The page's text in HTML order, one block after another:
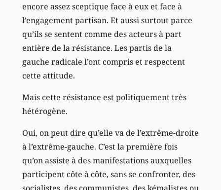
encore assez sceptique face à eux et face à
l’engagement partisan. Et aussi surtout parce
qu’ils se sentent comme des acteurs à part
entière de la résistance. Les partis de la
gauche radicale l’ont compris et respectent
cette attitude.
Mais cette résistance est politiquement très
hétérogène.
Oui, on peut dire qu’elle va de l’extrême-droite
à l’extrême-gauche. C’est la première fois
qu’on assiste à des manifestations auxquelles
participent côte à côte, sans se confronter, des